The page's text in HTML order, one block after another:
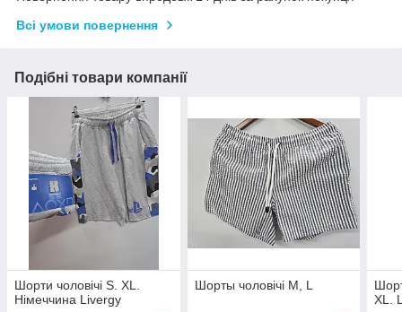
Всі умови повернення
Подібні товари компанії
Шорти чоловічі S. XL.
Німеччина Livergy
Шорты чоловічі M, L
XL.